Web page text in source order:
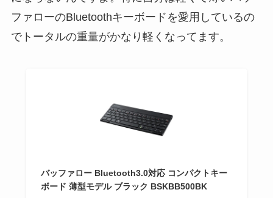
ファローのBluetoothキーボードを愛用しているの
でトータルの重量がかなり軽くなってます。
バッファロー Bluetooth3.0対応 コンパクトキー
ボード 薄型モデル ブラック BSKBB500BK